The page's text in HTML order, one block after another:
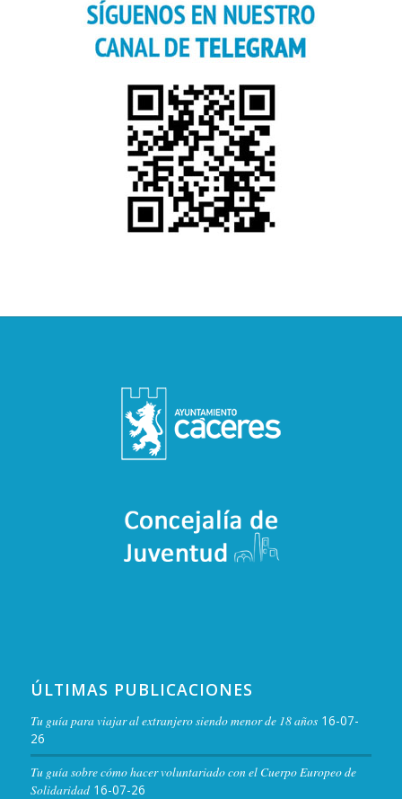
ÚLTIMAS PUBLICACIONES
Tu guía para viajar al extranjero siendo menor de 18 años 16-07-
26
Tu guía sobre cómo hacer voluntariado con el Cuerpo Europeo de
Solidaridad 16-07-26